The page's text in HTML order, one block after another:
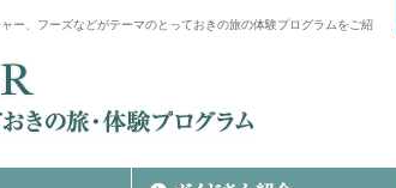
ー、フーズなどがテーマのとっておきの旅の体験プログラムをご紹